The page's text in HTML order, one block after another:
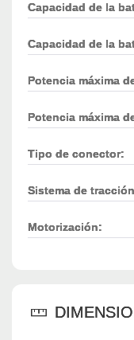
Capacidad de la
Capacidad de la
Potencia máxima
Potencia máxima
Tipo de conector:
Sistema de
Motorización: